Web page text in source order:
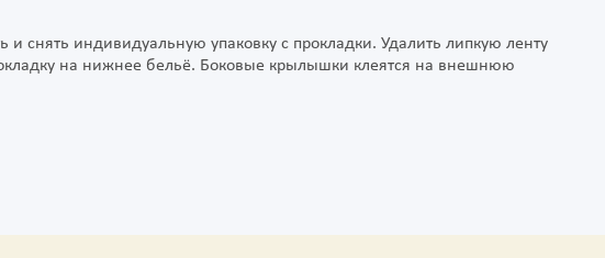
снять индивидуальную упаковку с прокладки. Удалить липкую ленту
на нижнее бельё. Боковые крылышки клеятся на внешнюю